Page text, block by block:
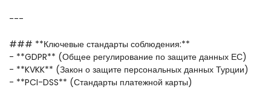
---
### **Ключевые стандарты соблюдения:**
- **GDPR** (Общее регулирование по защите данных ЕС)
- **KVKK** (Закон о защите персональных данных Турции)
- **PCI-DSS** (Стандарты платежной карты)